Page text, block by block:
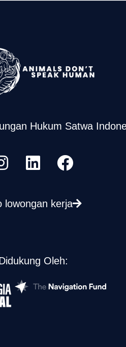
Hukum Satwa
lowongan kerja
Oleh: